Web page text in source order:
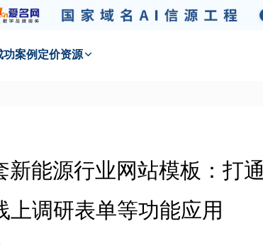
功案例 定价资源
能源行业网站模板：打通
调研表单等功能应用